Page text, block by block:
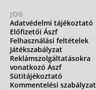
JOG
Adatvédelmi tájékoztató
Előfizetői Ászf
Felhasználási feltételek
Játékszabályzat
Reklámszolgáltatásokra
vonatkozó Ászf
Sütitájékoztató
Kommentelési szabályzat